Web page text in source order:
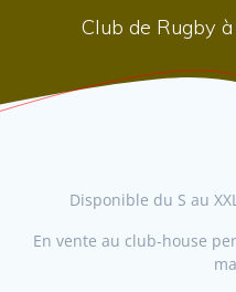
Club de Rugby
Disponible du S au
En vente au club-house